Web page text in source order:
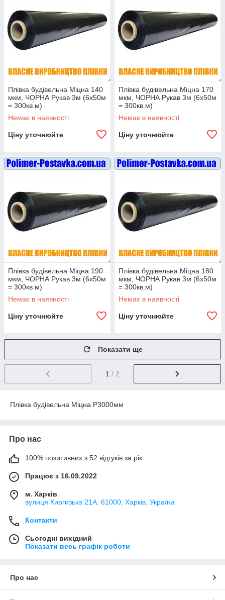
Плівка будівельна Міцна 140
мкм, ЧОРНА Рукав 3м (6х50м
= 300кв.м)
Немає в наявності
Ціну уточнюйте
Плівка будівельна Міцна 170
мкм, ЧОРНА Рукав 3м (6х50м
= 300кв.м)
Немає в наявності
Ціну уточнюйте
Плівка будівельна Міцна 190
мкм, ЧОРНА Рукав 3м (6х50м
= 300кв.м)
Немає в наявності
Ціну уточнюйте
Плівка будівельна Міцна 180
мкм, ЧОРНА Рукав 3м (6х50м
= 300кв.м)
Немає в наявності
Ціну уточнюйте
Показати ще
1 / 2
Плівка будівельна Міцна Р3000мм
Про нас
100% позитивних з 52 відгуків за рік
Працює з 16.09.2022
м. Харків
вулиця Киргизька 21А, 61000, Харків, Україна
Контакти
Сьогодні вихідний
Показати весь графік роботи
Про нас